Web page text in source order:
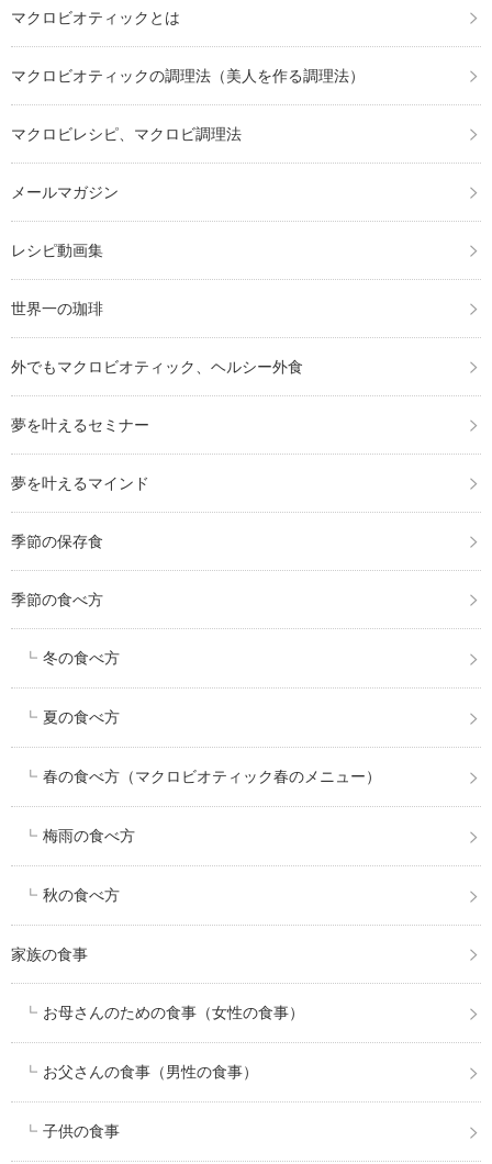
マクロビオティックとは
マクロビオティックの調理法（美人を作る調理法）
マクロビレシピ、マクロビ調理法
メールマガジン
レシピ動画集
世界一の珈琲
外でもマクロビオティック、ヘルシー外食
夢を叶えるセミナー
夢を叶えるマインド
季節の保存食
季節の食べ方
冬の食べ方
夏の食べ方
春の食べ方（マクロビオティック春のメニュー）
梅雨の食べ方
秋の食べ方
家族の食事
お母さんのための食事（女性の食事）
お父さんの食事（男性の食事）
子供の食事